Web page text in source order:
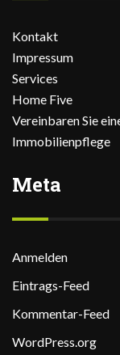
Kontakt
Impressum
Services
Home Five
Vereinbaren Sie
Immobilienpflege
Meta
Anmelden
Eintrags-Feed
Kommentar-Feed
WordPress.org